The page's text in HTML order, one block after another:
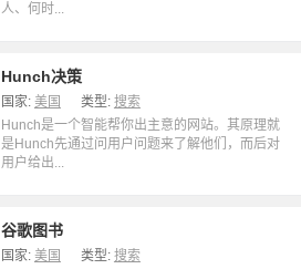
人、何时...
Hunch决策
国家: 美国 类型: 搜索
Hunch是一个智能帮你出主意的网站。其原理就
是Hunch先通过问用户问题来了解他们，而后对
用户给出...
谷歌图书
国家: 美国 类型: 搜索